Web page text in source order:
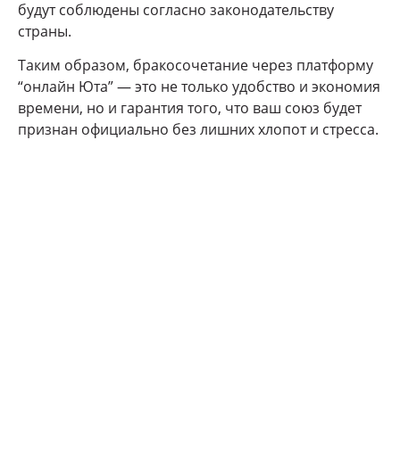
будут соблюдены согласно законодательству
страны.
Таким образом, бракосочетание через платформу
“онлайн Юта” — это не только удобство и экономия
времени, но и гарантия того, что ваш союз будет
признан официально без лишних хлопот и стресса.